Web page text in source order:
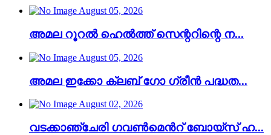
August 05, 2026
അമല റൂറൽ ഹെൽത്ത് സെന്ററിന്റെ ന...
August 05, 2026
അമല ഇക്കോ ക്ലബ് ഗോ ഗ്രീൻ പദ്ധത...
August 02, 2026
വടക്കാഞ്ചേരി ഗവൺമെൻറ് ബോയ്സ് ഹ...